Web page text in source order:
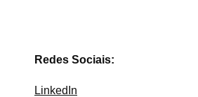
Redes Sociais:
LinkedIn